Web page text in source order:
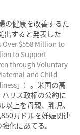
の健康を改善するた
出すると発表した
$558 Million to
to Support
through Voluntary
and Child
」） 。米国の高
リス政権の公約に
上を母親、乳児、
万ドルを妊娠関連
化にあてる。